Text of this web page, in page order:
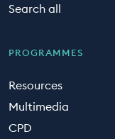
Search all
PROGRAMMES
Resources
Multimedia
CPD